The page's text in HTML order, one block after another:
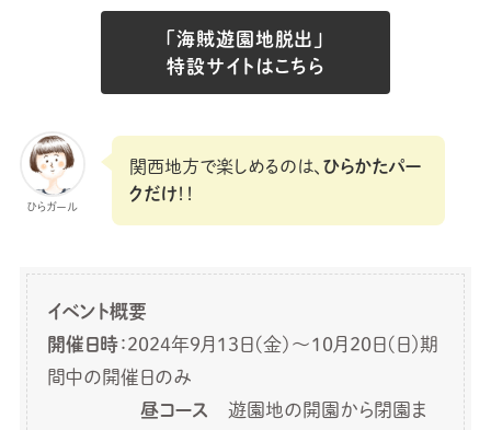
「海賊遊園地脱出」
特設サイトはこちら
ひらガール
関西地方で楽しめるのは、 ひらかたパー
クだけ！！
イベント概要
開催日時：2024年9月13日(金)～10月20日(日）期
間中の開催日のみ
昼コース
遊園地の開園から閉園ま